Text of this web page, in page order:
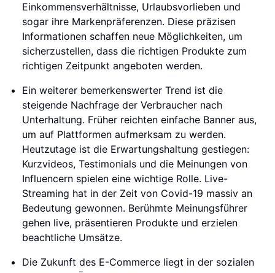
Einkommensverhältnisse, Urlaubsvorlieben und
sogar ihre Markenpräferenzen. Diese präzisen
Informationen schaffen neue Möglichkeiten, um
sicherzustellen, dass die richtigen Produkte zum
richtigen Zeitpunkt angeboten werden.
Ein weiterer bemerkenswerter Trend ist die
steigende Nachfrage der Verbraucher nach
Unterhaltung. Früher reichten einfache Banner aus,
um auf Plattformen aufmerksam zu werden.
Heutzutage ist die Erwartungshaltung gestiegen:
Kurzvideos, Testimonials und die Meinungen von
Influencern spielen eine wichtige Rolle. Live-
Streaming hat in der Zeit von Covid-19 massiv an
Bedeutung gewonnen. Berühmte Meinungsführer
gehen live, präsentieren Produkte und erzielen
beachtliche Umsätze.
Die Zukunft des E-Commerce liegt in der sozialen